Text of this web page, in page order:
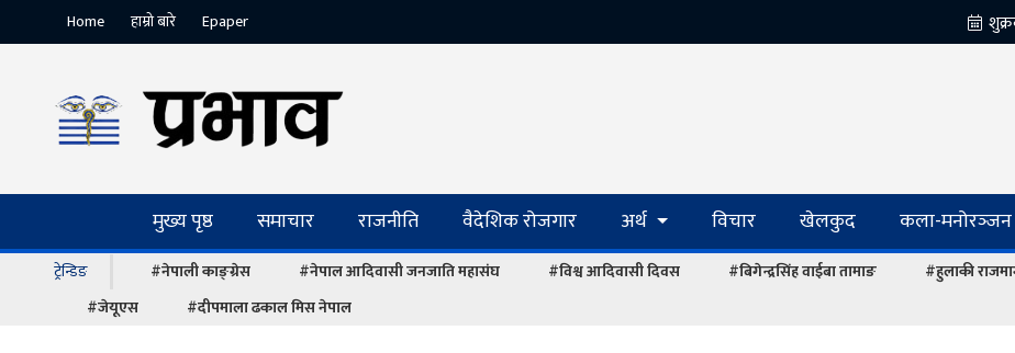
Home हाम्रो बारे Epaper
मुख्य पृष्ठ समाचार राजनीति वैदेशिक रोजगार अर्थ विचार खेलकुद कला-मनोरञ्‍जन
ट्रेन्डिङ #नेपाली काङ्ग्रेस #नेपाल आदिवासी जनजाति महासंघ #विश्व आदिवासी दिवस #बिगेन्द्रसिंह वाईबा तामाङ #हुलाकी
#जेयूएस
#दीपमाला ढकाल मिस नेपाल